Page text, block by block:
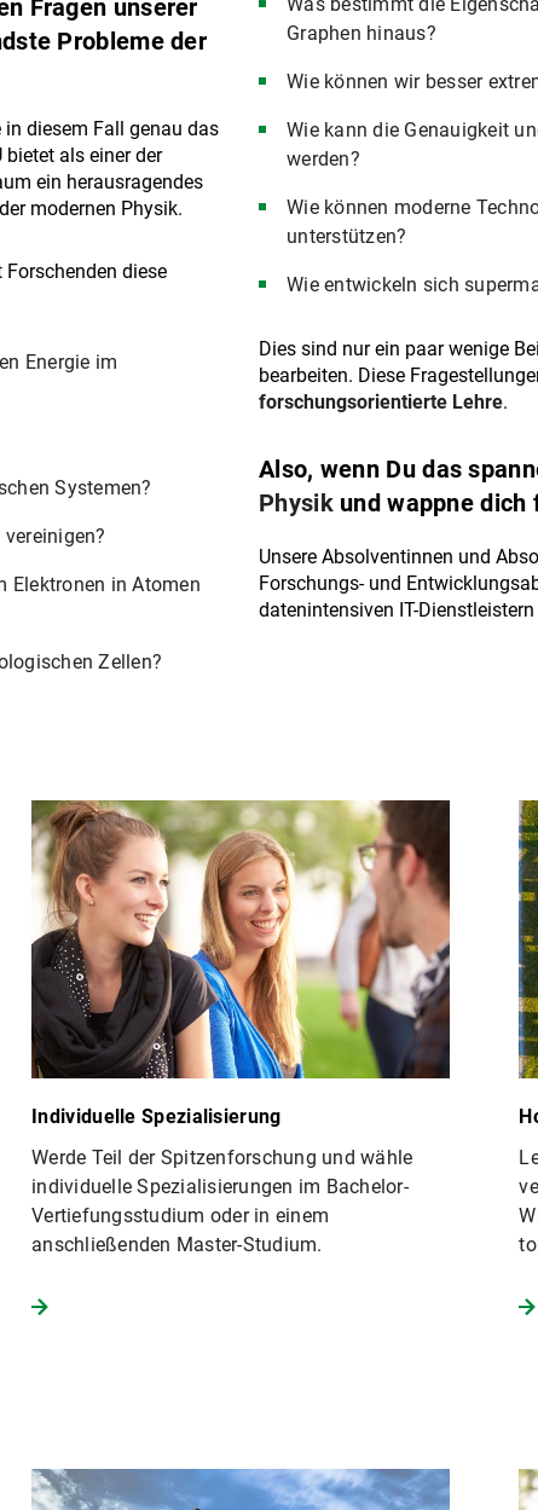
Fragen unserer
Probleme der
in diesem Fall genau das
als einer der
ein herausragendes
modernen Physik.
Forschenden diese
Energie im
Systemen?
Elektronen in Atomen
Zellen?
Graphen hinaus?
Wie können wir besser
Wie kann die Genauigkeit
werden?
Wie können moderne
unterstützen?
Wie entwickeln sich
Dies sind nur ein paar wenige
bearbeiten. Diese
forschungsorientierte Lehre.
Also, wenn Du das
Physikund wappne dich
Unsere Absolventinnen und
Forschungs- und
datenintensiven IT-
Individuelle Spezialisierung
Werde Teil der Spitzenforschung und wähle
individuelle Spezialisierungen im Bachelor-
Vertiefungsstudium oder in einem
anschließenden Master-Studium.